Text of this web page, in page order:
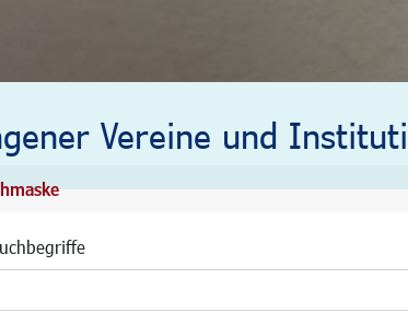
Vereine und